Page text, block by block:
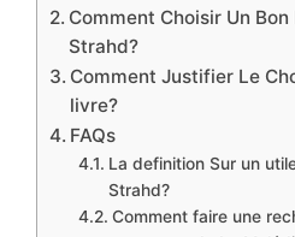
Comment Choisir Un
Strahd?
Comment Justifier Le
livre?
FAQs
La definition Sur un
Strahd?
Comment faire une